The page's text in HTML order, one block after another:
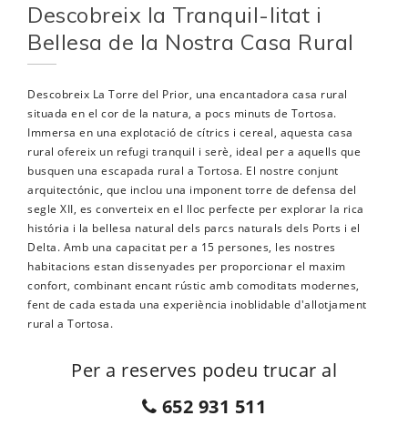
Descobreix la Tranquil-litat i
Bellesa de la Nostra Casa Rural
Descobreix La Torre del Prior, una encantadora casa rural
situada en el cor de la natura, a pocs minuts de Tortosa.
Immersa en una explotació de cítrics i cereal, aquesta casa
rural ofereix un refugi tranquil i serè, ideal per a aquells que
busquen una escapada rural a Tortosa. El nostre conjunt
arquitectónic, que inclou una imponent torre de defensa del
segle XII, es converteix en el lloc perfecte per explorar la rica
história i la bellesa natural dels parcs naturals dels Ports i el
Delta. Amb una capacitat per a 15 persones, les nostres
habitacions estan dissenyades per proporcionar el maxim
confort, combinant encant rústic amb comoditats modernes,
fent de cada estada una experiència inoblidable d'allotjament
rural a Tortosa.
Per a reserves podeu trucar al
652 931 511